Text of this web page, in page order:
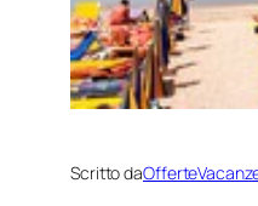
Scritto da